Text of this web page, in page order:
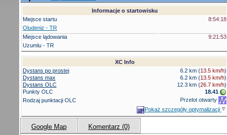
Informacje o startowisku
Miejsce startu
8:54:18
Oludeniz - TR
Miejsce lądowania
9:21:53
Uzumlu - TR
XC Info
Dystans po prostej
6.2 km (13.5 km/h)
Dystans max
6.2 km (13.5 km/h)
Dystans OLC
12.3 km (26.7 km/h)
Punkty OLC
18.41
Rodzaj punktacji OLC
Przelot otwarty
Pokaż szczegóły optymalizacji
Google Map Komentarz (0)